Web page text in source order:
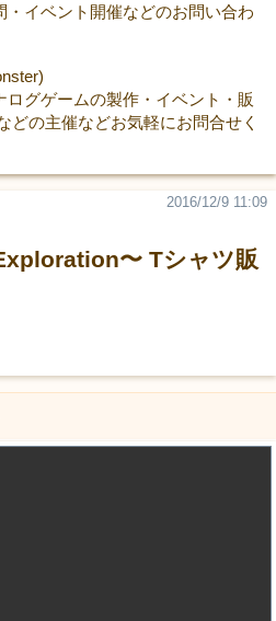
イベント開催などのお問い合わ
グゲームの製作・イベント・販
どの主催などお気軽にお問合せく
〜 Tシャツ販
2016/12/9 11:09